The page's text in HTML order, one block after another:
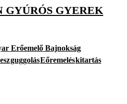
GYÚRÓS GYEREK
Erőemelő Bajnokság
guggolásEőremeléskitartás